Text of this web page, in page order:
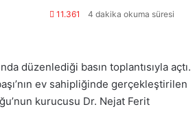
11.361 4 dakika okuma süresi
düzenlediği basın toplantısıyla açtı.
ev sahipliğinde gerçekleştirilen
kurucusu Dr. Nejat Ferit